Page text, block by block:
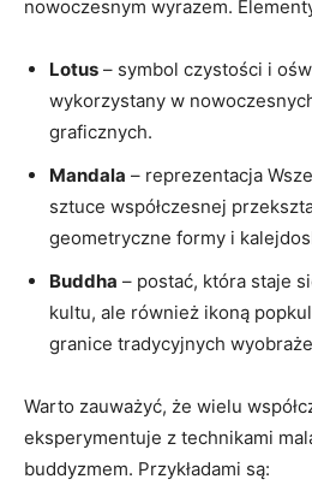
nowoczesnym wyrazem.
Lotus – symbol czystości i
wykorzystany w
graficznych.
Mandala – reprezentacja
sztuce współczesnej
geometryczne formy i
Buddha – postać, która staje
kultu, ale również ikoną
granice tradycyjnych
Warto zauważyć, że wielu
eksperymentuje z technikami
buddyzmem. Przykładami są: